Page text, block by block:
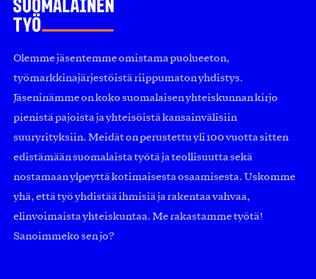
Olemme jäsentemme omistama puolueeton,
työmarkkinajärjestöistä riippumaton yhdistys.
Jäseninämme on koko suomalaisen yhteiskunnan kirjo
pienistä pajoista ja yhteisöistä kansainvälisiin
suuryrityksiin. Meidät on perustettu yli 100 vuotta sitten
edistämään suomalaista työtä ja teollisuutta sekä
nostamaan ylpeyttä kotimaisesta osaamisesta. Uskomme
yhä, että työ yhdistää ihmisiä ja rakentaa vahvaa,
elinvoimaista yhteiskuntaa. Me rakastamme työtä!
Sanoimmeko sen jo?